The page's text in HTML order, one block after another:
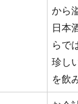
から
日本
らで
珍し
を飲